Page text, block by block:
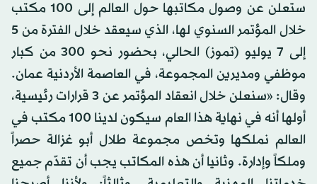
ستعلن عن وصول مكاتبها حول العالم إلى 100 مكتب
خلال المؤتمر السنوي لها، الذي سيعقد خلال الفترة من 5
إلى 7 يوليو (تموز) الحالي، بحضور نحو 300 من كبار
موظفي ومديرين المجموعة، في العاصمة الأردنية عمان.
وقال: «سنعلن خلال انعقاد المؤتمر عن 3 قرارات رئيسية،
أولها أنه في نهاية هذا العام سيكون لدينا 100 مكتب في
العالم نملكها وتخص مجموعة طلال أبو غزالة حصراً
وملكاً وإدارة. وثانيا أن هذه المكاتب يجب أن تقدّم جميع